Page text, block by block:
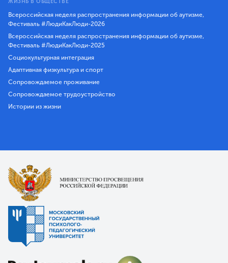
Всероссийская неделя распространения информации об аутизме,
Фестиваль #ЛюдиКакЛюди-2026
Всероссийская неделя распространения информации об аутизме,
Фестиваль #ЛюдиКакЛюди-2025
Социокультурная интеграция
Адаптивная физкультура и спорт
Сопровождаемое проживание
Сопровождаемое трудоустройство
Истории из жизни